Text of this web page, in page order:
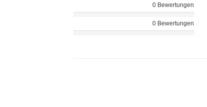
0 Bewertungen
0 Bewertungen